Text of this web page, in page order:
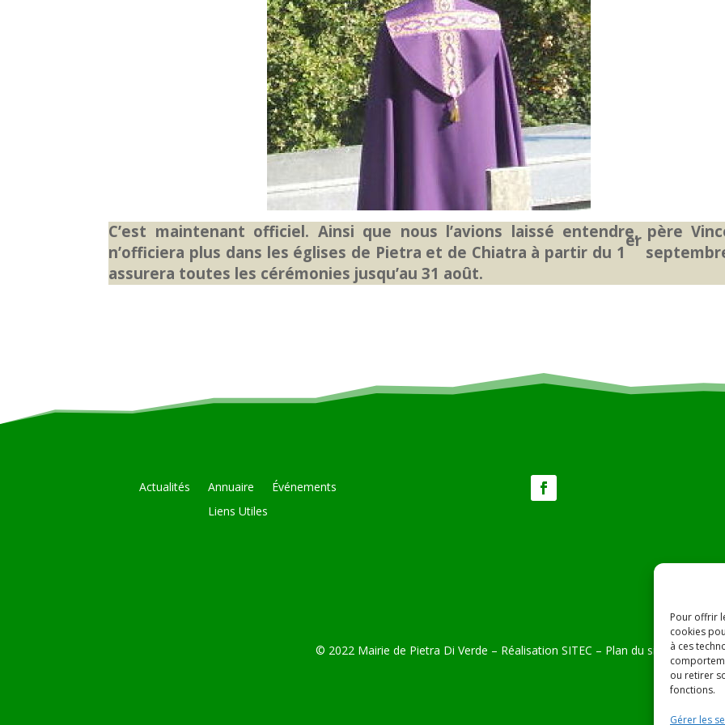
Pour offrir
cookies
à ces
ou retirer
fonctions.
Gérer les
C’est maintenant officiel. Ainsi que nous l’avions laissé entendre, père
n’officiera plus dans les églises de Pietra et de Chiatra à partir du 1
er
assurera toutes les cérémonies jusqu’au 31 août.
Actualités Annuaire
Événements
Liens Utiles
© 2022 Mairie de Pietra Di Verde – Réalisation SITEC – Plan du site –